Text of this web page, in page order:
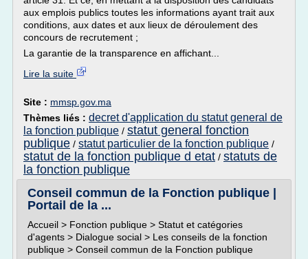
aux emplois publics toutes les informations ayant trait aux
conditions, aux dates et aux lieux de déroulement des
concours de recrutement ;
La garantie de la transparence en affichant...
Lire la suite
Site : mmsp.gov.ma
Thèmes liés : decret d'application du statut general de
la fonction publique / statut general fonction
publique / statut particulier de la fonction publique /
statut de la fonction publique d etat / statuts de
la fonction publique
Conseil commun de la Fonction publique |
Portail de la ...
Accueil > Fonction publique > Statut et catégories
d'agents > Dialogue social > Les conseils de la fonction
publique > Conseil commun de la Fonction publique